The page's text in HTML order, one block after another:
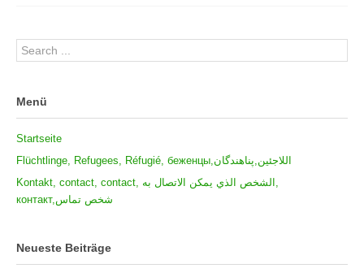
Menü
Startseite
Flüchtlinge, Refugees, Réfugié, беженцы,اللاجئين,پناهندگان
Kontakt, contact, contact, الشخص الذي يمكن الاتصال به,
контакт,شخص تماس
Neueste Beiträge